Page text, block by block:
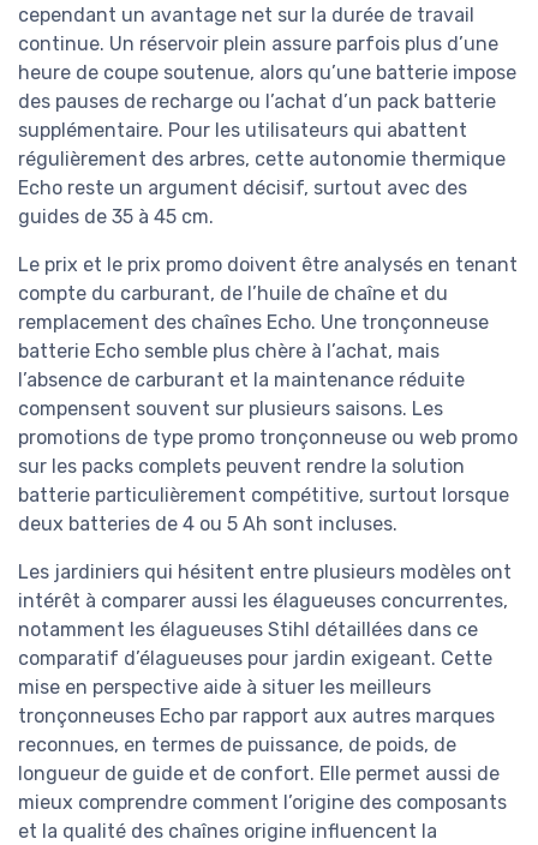
cependant un avantage net sur la durée de travail
continue. Un réservoir plein assure parfois plus d’une
heure de coupe soutenue, alors qu’une batterie impose
des pauses de recharge ou l’achat d’un pack batterie
supplémentaire. Pour les utilisateurs qui abattent
régulièrement des arbres, cette autonomie thermique
Echo reste un argument décisif, surtout avec des
guides de 35 à 45 cm.
Le prix et le prix promo doivent être analysés en tenant
compte du carburant, de l’huile de chaîne et du
remplacement des chaînes Echo. Une tronçonneuse
batterie Echo semble plus chère à l’achat, mais
l’absence de carburant et la maintenance réduite
compensent souvent sur plusieurs saisons. Les
promotions de type promo tronçonneuse ou web promo
sur les packs complets peuvent rendre la solution
batterie particulièrement compétitive, surtout lorsque
deux batteries de 4 ou 5 Ah sont incluses.
Les jardiniers qui hésitent entre plusieurs modèles ont
intérêt à comparer aussi les élagueuses concurrentes,
notamment les élagueuses Stihl détaillées dans ce
comparatif d’élagueuses pour jardin exigeant. Cette
mise en perspective aide à situer les meilleurs
tronçonneuses Echo par rapport aux autres marques
reconnues, en termes de puissance, de poids, de
longueur de guide et de confort. Elle permet aussi de
mieux comprendre comment l’origine des composants
et la qualité des chaînes origine influencent la